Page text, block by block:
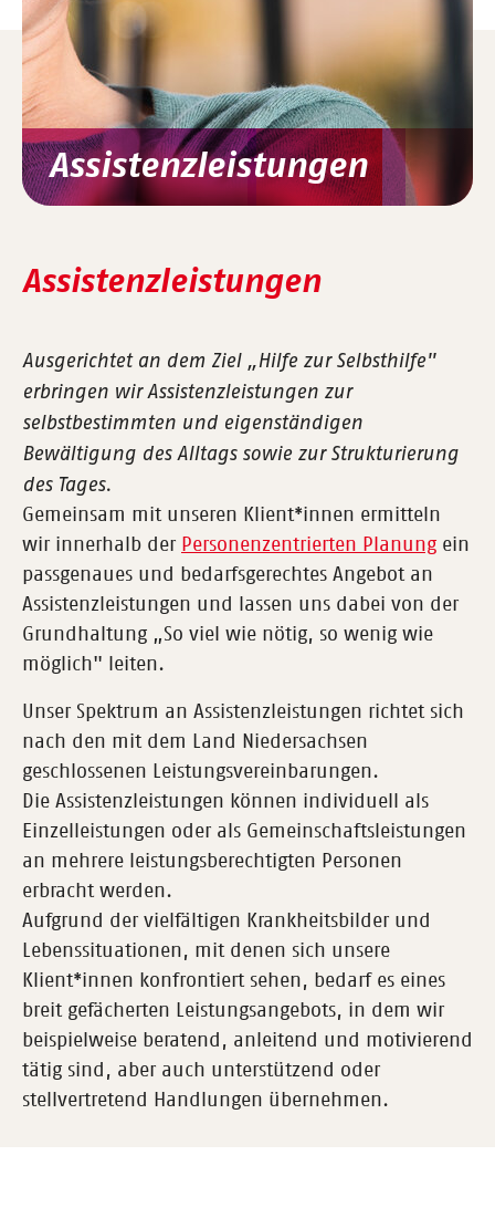
Assistenzleistungen
Assistenzleistungen
Ausgerichtet an dem Ziel „Hilfe zur Selbsthilfe"
erbringen wir Assistenzleistungen zur
selbstbestimmten und eigenständigen
Bewältigung des Alltags sowie zur Strukturierung
des Tages.
Gemeinsam mit unseren Klient*innen ermitteln
wir innerhalb der Personenzentrierten Planung ein
passgenaues und bedarfsgerechtes Angebot an
Assistenzleistungen und lassen uns dabei von der
Grundhaltung „So viel wie nötig, so wenig wie
möglich" leiten.
Unser Spektrum an Assistenzleistungen richtet sich
nach den mit dem Land Niedersachsen
geschlossenen Leistungsvereinbarungen.
Die Assistenzleistungen können individuell als
Einzelleistungen oder als Gemeinschaftsleistungen
an mehrere leistungsberechtigten Personen
erbracht werden.
Aufgrund der vielfältigen Krankheitsbilder und
Lebenssituationen, mit denen sich unsere
Klient*innen konfrontiert sehen, bedarf es eines
breit gefächerten Leistungsangebots, in dem wir
beispielweise beratend, anleitend und motivierend
tätig sind, aber auch unterstützend oder
stellvertretend Handlungen übernehmen.